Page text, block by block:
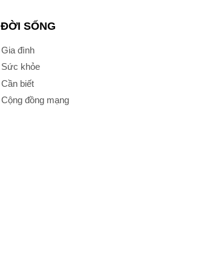
ĐỜI SỐNG
Gia đình
Sức khỏe
Cần biết
Cộng đồng mạng